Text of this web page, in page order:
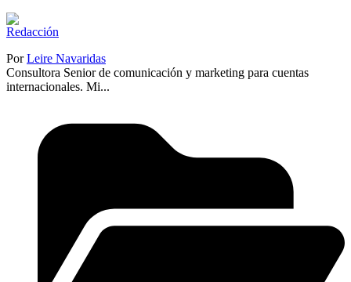
PorLeire Navaridas
Consultora Senior de comunicación y marketing para cuentas
internacionales. Mi...